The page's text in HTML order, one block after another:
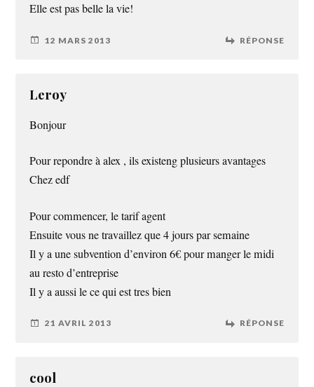
Elle est pas belle la vie!
12 MARS 2013 RÉPONSE
Leroy
Bonjour
Pour repondre à alex , ils existeng plusieurs avantages
Chez edf
Pour commencer, le tarif agent
Ensuite vous ne travaillez que 4 jours par semaine
Il y a une subvention d’environ 6€ pour manger le midi
au resto d’entreprise
Il y a aussi le ce qui est tres bien
21 AVRIL 2013 RÉPONSE
cool